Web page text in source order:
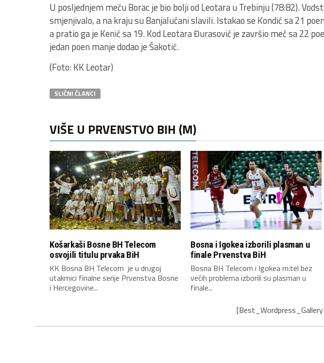
U posljednjem meču Borac je bio bolji od Leotara u Trebinju (78:82).
smjenjivalo, a na kraju su Banjalučani slavili. Istakao se Kondić sa 21
a pratio ga je Kenić sa 19. Kod Leotara Đurasović je završio meč sa 22
jedan poen manje dodao je Šakotić.
(Foto: KK Leotar)
SLIČNI ČLANCI
VIŠE U PRVENSTVO BIH (M)
Košarkaši Bosne BH Telecom
osvojili titulu prvaka BiH
KK Bosna BH Telecom je u drugoj
utakmici finalne serije Prvenstva Bosne
i Hercegovine...
Bosna i Igokea izborili plasman u
finale Prvenstva BiH
Bosna BH Telecom i Igokea m:tel bez
većih problema izborili su plasman u
finale...